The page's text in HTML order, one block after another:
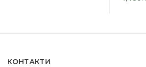
КОНТАКТИ